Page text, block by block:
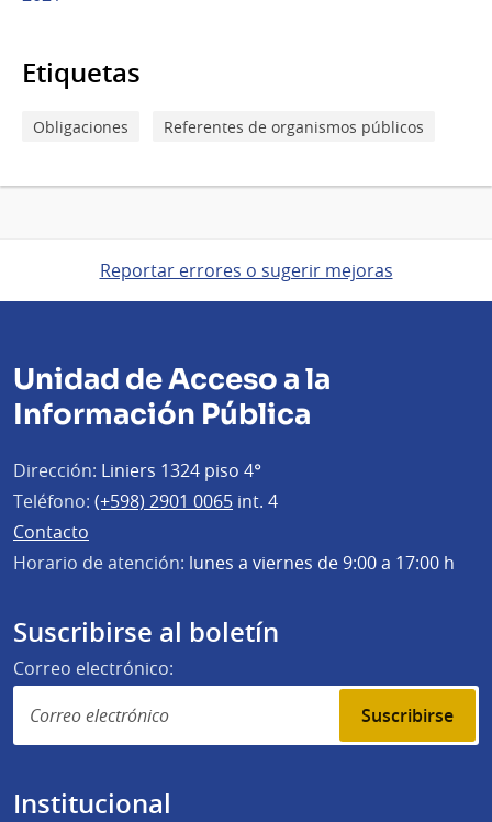
Etiquetas
Obligaciones Referentes de organismos públicos
Reportar errores o sugerir mejoras
Unidad de Acceso a la
Información Pública
Dirección: Liniers 1324 piso 4°
Teléfono: (+598) 2901 0065 int. 4
Contacto
Horario de atención: lunes a viernes de 9:00 a 17:00 h
Suscribirse al boletín
Correo electrónico:
Suscribirse
Institucional